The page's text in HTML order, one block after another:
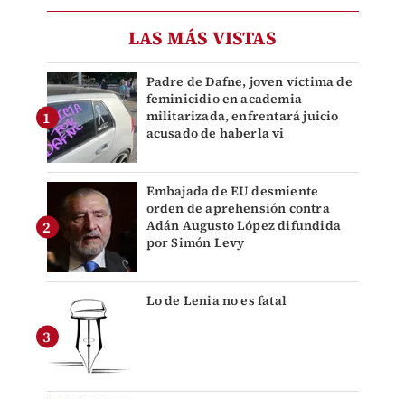
LAS MÁS VISTAS
Padre de Dafne, joven víctima de
feminicidio en academia
militarizada, enfrentará juicio
acusado de haberla vi
Embajada de EU desmiente
orden de aprehensión contra
Adán Augusto López difundida
por Simón Levy
Lo de Lenia no es fatal